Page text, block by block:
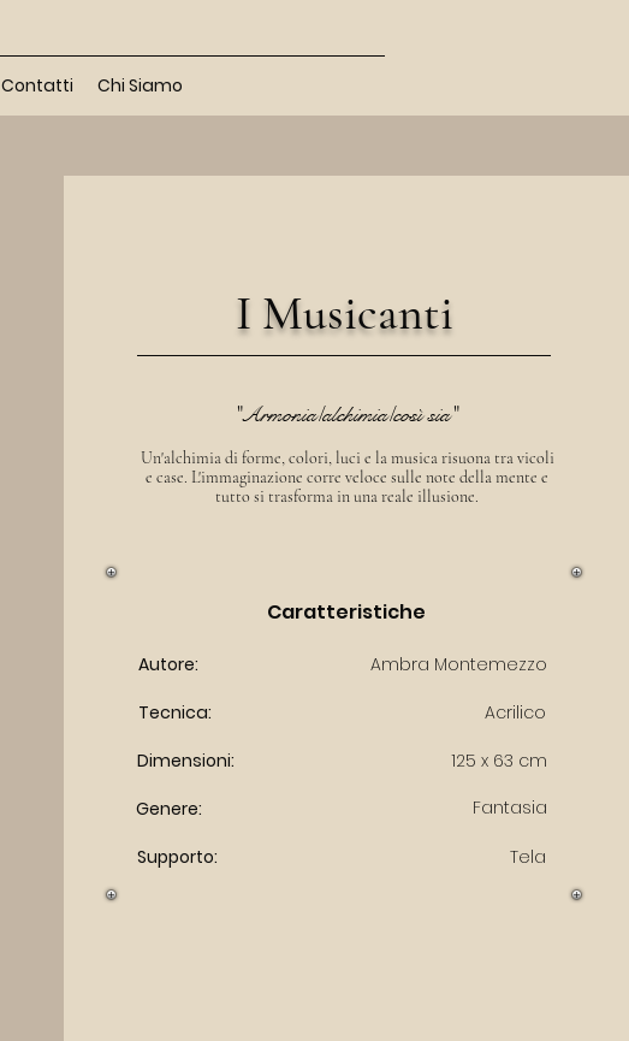
Contatti Chi Siamo
I Musicanti
"Armonia/alchimia/così sia"
Un'alchimia di forme, colori, luci e la musica risuona tra vicoli
e case. L'immaginazione corre veloce sulle note della mente e
tutto si trasforma in una reale illusione.
Caratteristiche
Autore:
Ambra Montemezzo
Acrilico
Tecnica:
125 x 63 cm
Dimensioni:
Genere:
Fantasia
Supporto: Tela